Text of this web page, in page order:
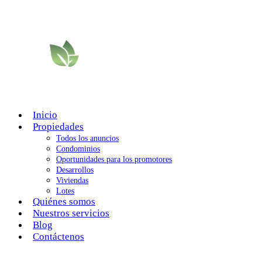
Inicio
Propiedades
Todos los anuncios
Condominios
Oportunidades para los promotores
Desarrollos
Viviendas
Lotes
Quiénes somos
Nuestros servicios
Blog
Contáctenos